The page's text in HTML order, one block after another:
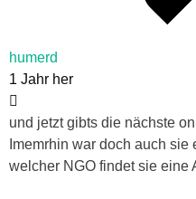
humerd
1 Jahr her
und jetzt gibts die nächste
Imemrhin war doch auch sie
welcher NGO findet sie eine